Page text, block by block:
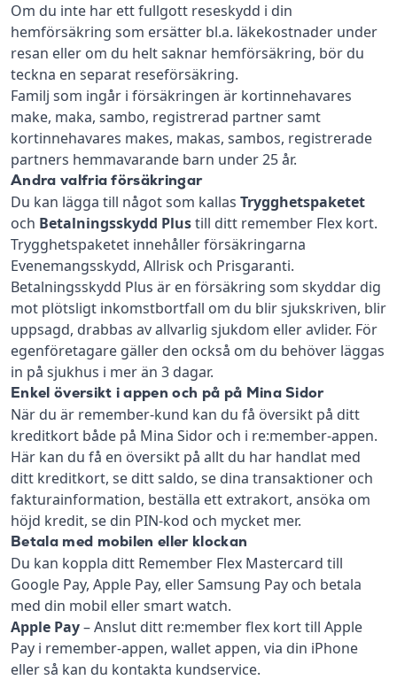
Om du inte har ett fullgott reseskydd i din
hemförsäkring som ersätter bl.a. läkekostnader under
resan eller om du helt saknar hemförsäkring, bör du
teckna en separat reseförsäkring.
Familj som ingår i försäkringen är kortinnehavares
make, maka, sambo, registrerad partner samt
kortinnehavares makes, makas, sambos, registrerade
partners hemmavarande barn under 25 år.
Andra valfria försäkringar
Du kan lägga till något som kallas Trygghetspaketet
och Betalningsskydd Plustill ditt remember Flex kort.
Trygghetspaketet innehåller försäkringarna
Evenemangsskydd, Allrisk och Prisgaranti.
Betalningsskydd Plus är en försäkring som skyddar dig
mot plötsligt inkomstbortfall om du blir sjukskriven, blir
uppsagd, drabbas av allvarlig sjukdom eller avlider. För
egenföretagare gäller den också om du behöver läggas
in på sjukhus i mer än 3 dagar.
Enkel översikt i appen och på på Mina Sidor
När du är remember-kund kan du få översikt på ditt
kreditkort både på Mina Sidor och i re:member-appen.
Här kan du få en översikt på allt du har handlat med
ditt kreditkort, se ditt saldo, se dina transaktioner och
fakturainformation, beställa ett extrakort, ansöka om
höjd kredit, se din PIN-kod och mycket mer.
Betala med mobilen eller klockan
Du kan koppla ditt Remember Flex Mastercard till
Google Pay, Apple Pay, eller Samsung Pay och betala
med din mobil eller smart watch.
Apple Pay– Anslut ditt re:member flex kort till Apple
Pay i remember-appen, wallet appen, via din iPhone
eller så kan du kontakta kundservice.